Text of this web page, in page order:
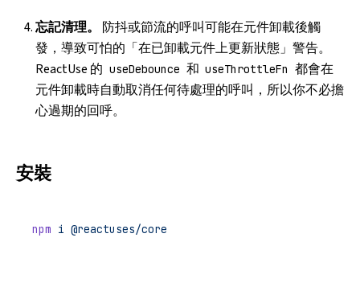
忘記清理。
防抖或節流的呼叫可能在元件卸載後觸
發，導致可怕的「在已卸載元件上更新狀態」警告。
ReactUse 的 useDebounce 和 useThrottleFn 都會在
元件卸載時自動取消任何待處理的呼叫，所以你不必擔
心過期的回呼。
安裝
npm i @reactuses/core